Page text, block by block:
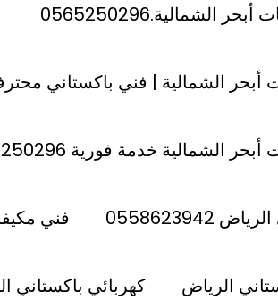
الشمالية.0565250296
الشمالية | فني باكستاني محترف 24
الشمالية خدمة فورية 0565250296
فني
الرياض كهربائي باكستاني
الرياض
كهربائي شمال الرياض
؛ 0558619216
القيروان,تمديد كهرباء شمال الرياض,صيانة